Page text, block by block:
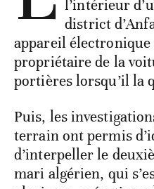
l’intérieur
district
appareil
propriétaire de la
portières lorsqu’il la
Puis, les
terrain ont permis
d’interpeller le
mari algérien, qui